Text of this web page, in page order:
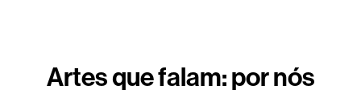
Artes que falam: por nós